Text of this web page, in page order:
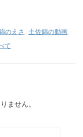
のえさ , 土佐錦の動画,
て
ません。